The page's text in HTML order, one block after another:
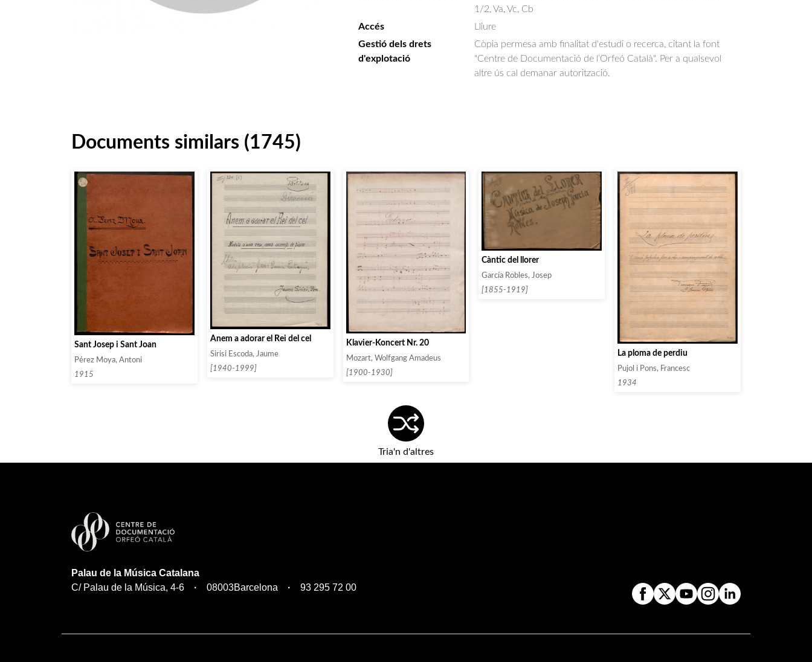
1/2, Va, Vc, Cb
Accés
Lliure
Gestió dels drets
d'explotació
Còpia permesa amb finalitat d'estudi o recerca, citant la font
"Centre de Documentació de l’Orfeó Català". Per a qualsevol
altre ús cal demanar autorització.
Documents similars (1745)
Sant Josep i Sant Joan
Pérez Moya, Antoni
1915
Anem a adorar el Rei del cel
Sirisi Escoda, Jaume
[1940-1999]
Klavier-Koncert Nr. 20
Mozart, Wolfgang Amadeus
[1900-1930]
Càntic del llorer
García Robles, Josep
[1855-1919]
La ploma de perdiu
Pujol i Pons, Francesc
1934
Tria'n d'altres
Palau de la Música Catalana
C/ Palau de la Música, 4-6
08003Barcelona 93 295 72 00